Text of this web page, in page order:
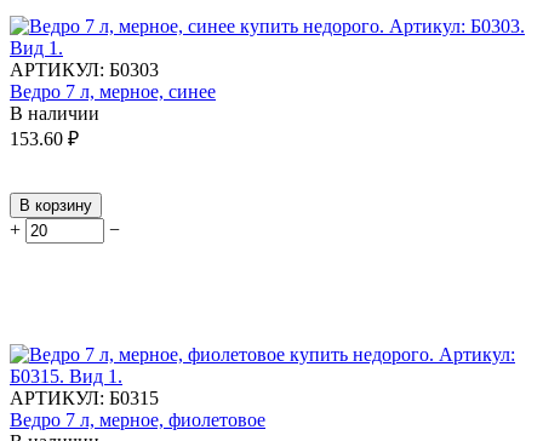
АРТИКУЛ: Б0303
Ведро 7 л, мерное, синее
В наличии
153.60 ₽
В корзину
+ −
АРТИКУЛ: Б0315
Ведро 7 л, мерное, фиолетовое